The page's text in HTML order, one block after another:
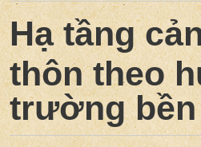
Hạ tầng
thôn theo
trường